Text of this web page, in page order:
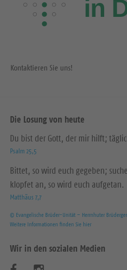
Kontaktieren Sie uns!
Die Losung von heute
Du bist der Gott, der mir hilft;
Psalm 25,5
Bittet, so wird euch gegeben;
klopfet an, so wird euch aufgetan.
Matthäus 7,7
© Evangelische Brüder-Unität – Herrnhuter
Weitere Informationen finden Sie hier
Wir in den sozialen Medien